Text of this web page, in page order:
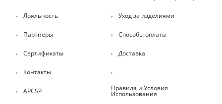
Лояльность
Партнеры
Сертификаты
Контакты
APCSP
Уход за изделиями
Способы оплаты
Доставка
Правила и Условия
Использования